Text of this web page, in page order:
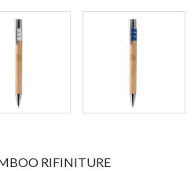
RIFINITURE